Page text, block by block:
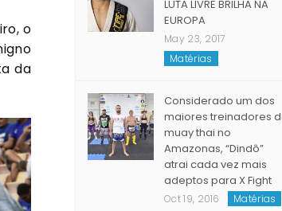
o
da
MANAUARA PRATICANTE
DE JIUJITSU, JUDÔ E
LUTA LIVRE BRILHA NA
EUROPA
Matérias
Considerado um dos
maiores treinadores de
muay thai no
Amazonas, “Dindô”
atrai cada vez mais